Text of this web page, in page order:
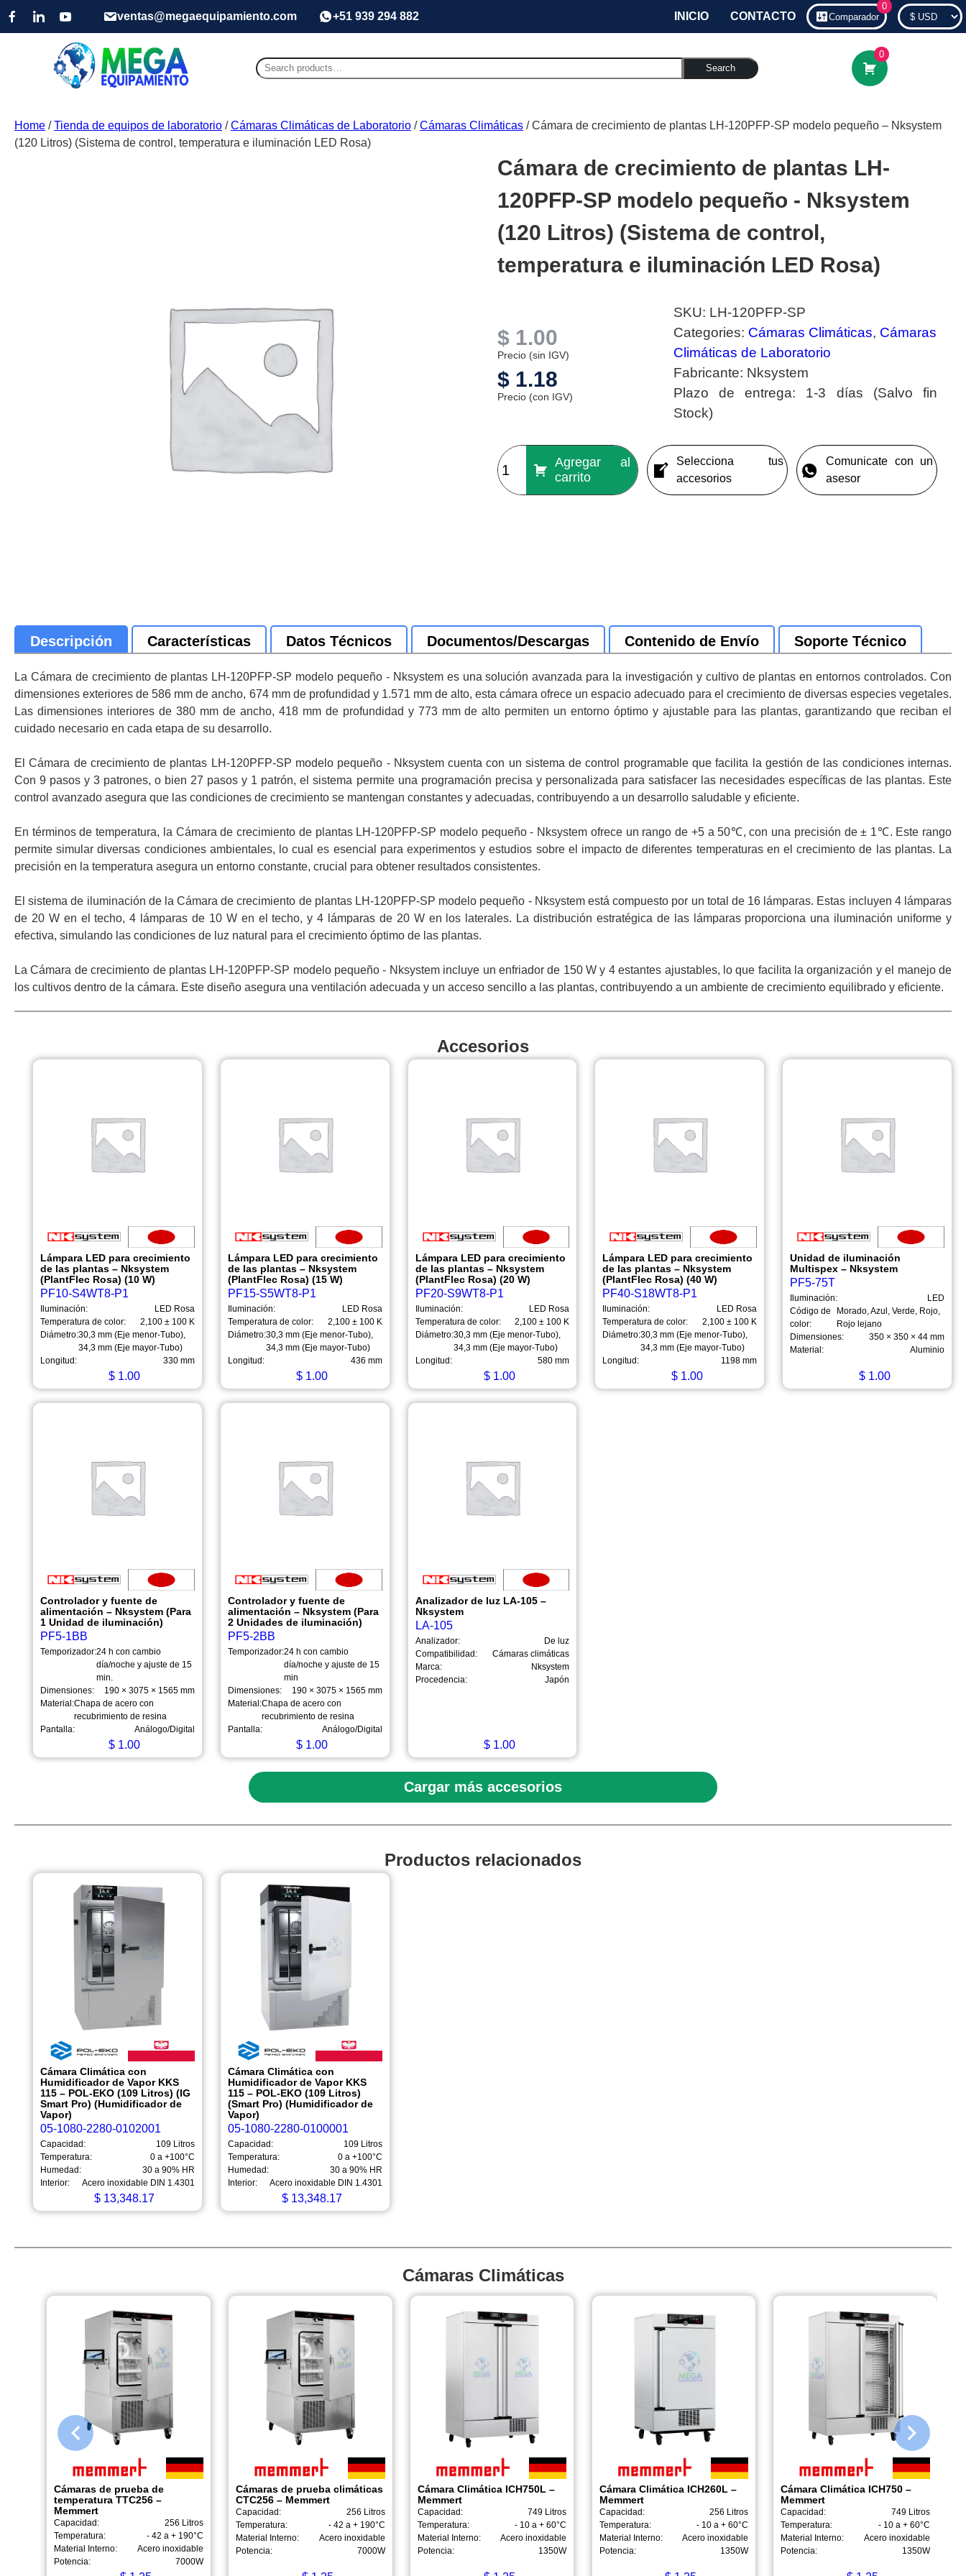
ventas@megaequipamiento.com +51 939 294 882 INICIO CONTACTO
0
Comparador
Search
for:
Search
0
Home /Tienda de equipos de laboratorio /Cámaras Climáticas de Laboratorio /Cámaras Climáticas / Cámara de crecimiento de plantas LH-120PFP-SP modelo pequeño – Nksystem
(120 Litros) (Sistema de control, temperatura e iluminación LED Rosa)
Cámara de crecimiento de plantas LH-
120PFP-SP modelo pequeño - Nksystem
(120 Litros) (Sistema de control,
temperatura e iluminación LED Rosa)
$ 1.00
Precio (sin IGV)
$ 1.18
Precio (con IGV)
SKU: LH-120PFP-SP
Categories: Cámaras Climáticas, Cámaras
Climáticas de Laboratorio
Fabricante: Nksystem
Plazo de entrega: 1-3 días (Salvo fin
Stock)
Agregar al
carrito
Selecciona tus
accesorios
Comunicate con un
asesor
Descripción Características Datos Técnicos Documentos/Descargas Contenido de Envío Soporte Técnico
La Cámara de crecimiento de plantas LH-120PFP-SP modelo pequeño - Nksystem es una solución avanzada para la investigación y cultivo de plantas en entornos controlados. Con
dimensiones exteriores de 586 mm de ancho, 674 mm de profundidad y 1.571 mm de alto, esta cámara ofrece un espacio adecuado para el crecimiento de diversas especies vegetales.
Las dimensiones interiores de 380 mm de ancho, 418 mm de profundidad y 773 mm de alto permiten un entorno óptimo y ajustable para las plantas, garantizando que reciban el
cuidado necesario en cada etapa de su desarrollo.
El Cámara de crecimiento de plantas LH-120PFP-SP modelo pequeño - Nksystem cuenta con un sistema de control programable que facilita la gestión de las condiciones internas.
Con 9 pasos y 3 patrones, o bien 27 pasos y 1 patrón, el sistema permite una programación precisa y personalizada para satisfacer las necesidades específicas de las plantas. Este
control avanzado asegura que las condiciones de crecimiento se mantengan constantes y adecuadas, contribuyendo a un desarrollo saludable y eficiente.
En términos de temperatura, la Cámara de crecimiento de plantas LH-120PFP-SP modelo pequeño - Nksystem ofrece un rango de +5 a 50℃, con una precisión de ± 1℃. Este rango
permite simular diversas condiciones ambientales, lo cual es esencial para experimentos y estudios sobre el impacto de diferentes temperaturas en el crecimiento de las plantas. La
precisión en la temperatura asegura un entorno constante, crucial para obtener resultados consistentes.
El sistema de iluminación de la Cámara de crecimiento de plantas LH-120PFP-SP modelo pequeño - Nksystem está compuesto por un total de 16 lámparas. Estas incluyen 4 lámparas
de 20 W en el techo, 4 lámparas de 10 W en el techo, y 4 lámparas de 20 W en los laterales. La distribución estratégica de las lámparas proporciona una iluminación uniforme y
efectiva, simulando las condiciones de luz natural para el crecimiento óptimo de las plantas.
La Cámara de crecimiento de plantas LH-120PFP-SP modelo pequeño - Nksystem incluye un enfriador de 150 W y 4 estantes ajustables, lo que facilita la organización y el manejo de
los cultivos dentro de la cámara. Este diseño asegura una ventilación adecuada y un acceso sencillo a las plantas, contribuyendo a un ambiente de crecimiento equilibrado y eficiente.
Accesorios
Lámpara LED para crecimiento
de las plantas – Nksystem
(PlantFlec Rosa) (10 W)
PF10-S4WT8-P1
Iluminación:
LED Rosa
Temperatura de color:
2,100 ± 100 K
Diámetro:30,3 mm (Eje menor-Tubo),
34,3 mm (Eje mayor-Tubo)
Longitud:
330 mm
$ 1.00
Lámpara LED para crecimiento
de las plantas – Nksystem
(PlantFlec Rosa) (15 W)
PF15-S5WT8-P1
Iluminación:
LED Rosa
Temperatura de color:
2,100 ± 100 K
Diámetro:30,3 mm (Eje menor-Tubo),
34,3 mm (Eje mayor-Tubo)
Longitud:
436 mm
$ 1.00
Lámpara LED para crecimiento
de las plantas – Nksystem
(PlantFlec Rosa) (20 W)
PF20-S9WT8-P1
Iluminación:
LED Rosa
Temperatura de color:
2,100 ± 100 K
Diámetro:30,3 mm (Eje menor-Tubo),
34,3 mm (Eje mayor-Tubo)
Longitud:
580 mm
$ 1.00
Lámpara LED para crecimiento
de las plantas – Nksystem
(PlantFlec Rosa) (40 W)
PF40-S18WT8-P1
Iluminación:
LED Rosa
Temperatura de color:
2,100 ± 100 K
Diámetro:30,3 mm (Eje menor-Tubo),
34,3 mm (Eje mayor-Tubo)
Longitud:
1198 mm
$1.00
Unidad de iluminación
Multispex – Nksystem
PF5-75T
Iluminación:
LED
Código de
color:
Morado, Azul, Verde, Rojo,
Rojo lejano
Dimensiones:
350 × 350 × 44 mm
Material:
Aluminio
$1.00
Controlador y fuente de
alimentación – Nksystem (Para
1 Unidad de iluminación)
PF5-1BB
Temporizador:24 h con cambio
día/noche y ajuste de 15
min.
Dimensiones:
190 × 3075 × 1565 mm
Material:Chapa de acero con
recubrimiento de resina
Pantalla:
Análogo/Digital
$ 1.00
Controlador y fuente de
alimentación – Nksystem (Para
2 Unidades de iluminación)
PF5-2BB
Temporizador:24 h con cambio
día/noche y ajuste de 15
min
Dimensiones:
190 × 3075 × 1565 mm
Material:Chapa de acero con
recubrimiento de resina
Pantalla:
Análogo/Digital
$ 1.00
Analizador de luz LA-105 –
Nksystem
LA-105
Analizador:
De luz
Compatibilidad:
Cámaras climáticas
Marca:
Nksystem
Procedencia:
Japón
$ 1.00
Cargar más accesorios
Productos relacionados
Cámara Climática con
Humidificador de Vapor KKS
115 – POL-EKO (109 Litros) (IG
Smart Pro) (Humidificador de
Vapor)
05-1080-2280-0102001
Capacidad:
109 Litros
Temperatura:
0 a +100°C
Humedad:
30 a 90% HR
Interior:
Acero inoxidable DIN 1.4301
$ 13,348.17
Cámara Climática con
Humidificador de Vapor KKS
115 – POL-EKO (109 Litros)
(Smart Pro) (Humidificador de
Vapor)
05-1080-2280-0100001
Capacidad:
109 Litros
Temperatura:
0 a +100°C
Humedad:
30 a 90% HR
Interior:
Acero inoxidable DIN 1.4301
$ 13,348.17
Cámaras Climáticas
Cámaras de prueba de
temperatura TTC256 –
Memmert
Capacidad:
256 Litros
Temperatura:
- 42 a + 190°C
Material Interno:
Acero inoxidable
Potencia:
7000W
Cámaras de prueba climáticas
CTC256 – Memmert
Capacidad:
256 Litros
Temperatura:
- 42 a + 190°C
Material Interno:
Acero inoxidable
Potencia:
7000W
Cámara Climática ICH750L –
Memmert
Capacidad:
749 Litros
Temperatura:
- 10 a + 60°C
Material Interno:
Acero inoxidable
Potencia:
1350W
Cámara Climática ICH260L –
Memmert
Capacidad:
256 Litros
Temperatura:
- 10 a + 60°C
Material Interno:
Acero inoxidable
Potencia:
1350W
Cámara Climática ICH750 –
Memmert
Capacidad:
749 Litros
Temperatura:
- 10 a + 60°C
Material Interno:
Acero inoxidable
Potencia:
1350W